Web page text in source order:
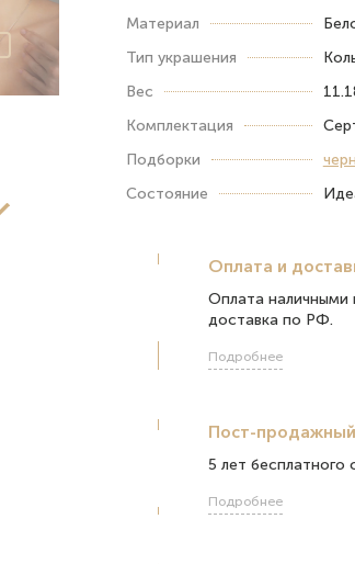
Материал
Тип украшения
Вес
Комплектация
Подборки
Состояние
Оплата и
Оплата наличными
доставка по РФ.
Подробнее
Пост-
5 лет бесплатного
Подробнее